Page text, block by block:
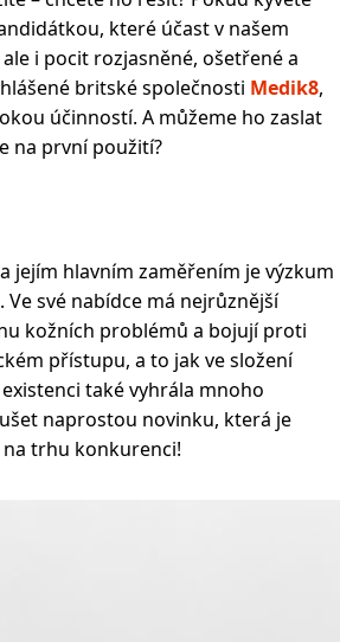
které účast v našem
i pocit rozjasněné, ošetřené a
britské společnosti Medik8,
účinností. A můžeme ho zaslat
na první použití?
jejím hlavním zaměřením je výzkum
své nabídce má nejrůznější
kožních problémů a bojují proti
přístupu, a to jak ve složení
také vyhrála mnoho
naprostou novinku, která je
na trhu konkurenci!